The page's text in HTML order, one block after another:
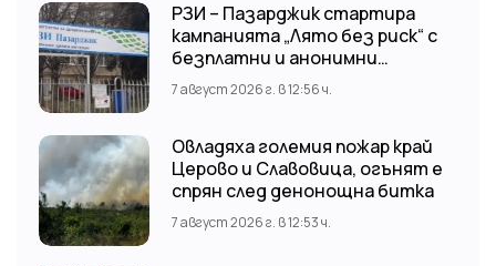
РЗИ – Пазарджик стартира
кампанията „Лято без риск“ с
безплатни и анонимни
изследвания за ХИВ
7 август 2026 г. в 12:56 ч.
Овладяха големия пожар край
Церово и Славовица, огънят е
спрян след денонощна битка
7 август 2026 г. в 12:53 ч.